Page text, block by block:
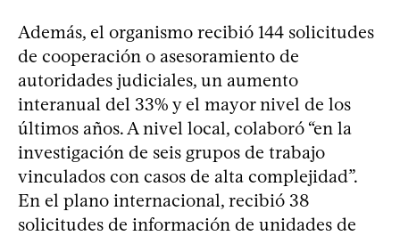
Además, el organismo recibió 144 solicitudes
de cooperación o asesoramiento de
autoridades judiciales, un aumento
interanual del 33% y el mayor nivel de los
últimos años. A nivel local, colaboró “en la
investigación de seis grupos de trabajo
vinculados con casos de alta complejidad”.
En el plano internacional, recibió 38
solicitudes de información de unidades de